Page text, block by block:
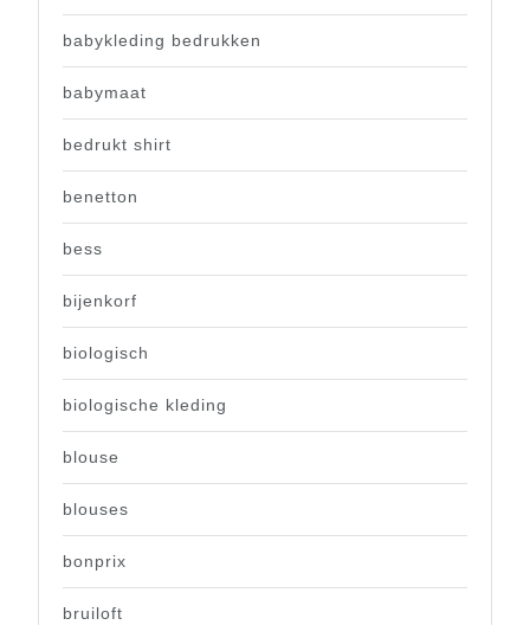
babykleding bedrukken
babymaat
bedrukt shirt
benetton
bess
bijenkorf
biologisch
biologische kleding
blouse
blouses
bonprix
bruiloft